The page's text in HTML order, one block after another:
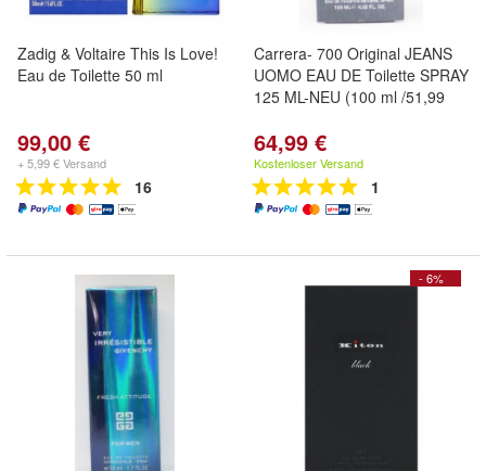
Zadig & Voltaire This Is Love!
Eau de Toilette 50 ml
99,00 €
+ 5,99 € Versand
16
Carrera- 700 Original JEANS
UOMO EAU DE Toilette SPRAY
125 ML-NEU (100 ml /51,99
64,99 €
Kostenloser Versand
1
- 6%